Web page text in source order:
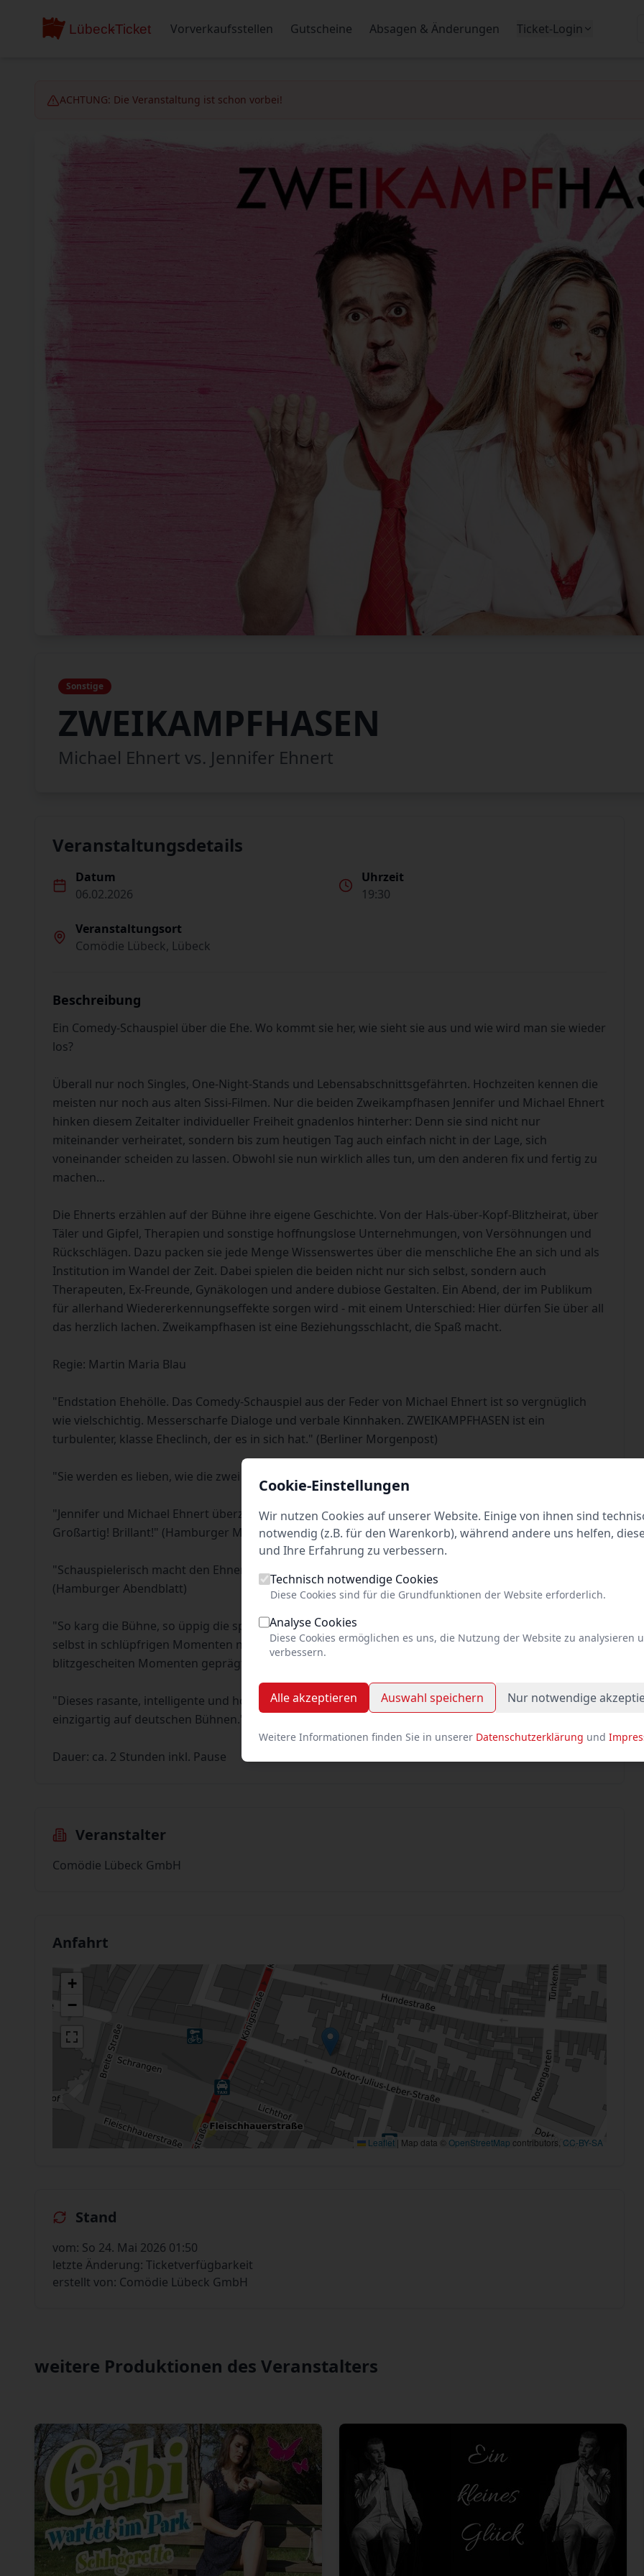
Vorverkaufsstellen Gutscheine Absagen & Änderungen Ticket-Login
ACHTUNG: Die Veranstaltung ist schon vorbei!
Sonstige
ZWEIKAMPFHASEN
Michael Ehnert vs. Jennifer Ehnert
Veranstaltungsdetails
Datum
06.02.2026
Uhrzeit
19:30
Veranstaltungsort
Comödie Lübeck, Lübeck
Beschreibung
Ein Comedy-Schauspiel über die Ehe. Wo kommt sie her, wie sieht sie aus und wie wird man sie wieder
los?
Überall nur noch Singles, One-Night-Stands und Lebensabschnittsgefährten. Hochzeiten kennen die
meisten nur noch aus alten Sissi-Filmen. Nur die beiden Zweikampfhasen Jennifer und Michael Ehnert
hinken diesem Zeitalter individueller Freiheit gnadenlos hinterher: Denn sie sind nicht nur
miteinander verheiratet, sondern bis zum heutigen Tag auch einfach nicht in der Lage, sich
voneinander scheiden zu lassen. Obwohl sie nun wirklich alles tun, um den anderen fix und fertig zu
machen...
Die Ehnerts erzählen auf der Bühne ihre eigene Geschichte. Von der Hals-über-Kopf-Blitzheirat, über
Täler und Gipfel, Therapien und sonstige hoffnungslose Unternehmungen, von Versöhnungen und
Rückschlägen. Dazu packen sie jede Menge Wissenswertes über die menschliche Ehe an sich und als
Institution im Wandel der Zeit. Dabei spielen die beiden nicht nur sich selbst, sondern auch
Therapeuten, Ex-Freunde, Gynäkologen und andere dubiose Gestalten. Ein Abend, der im Publikum
für allerhand Wiedererkennungseffekte sorgen wird - mit einem Unterschied: Hier dürfen Sie über all
das herzlich lachen. Zweikampfhasen ist eine Beziehungsschlacht, die Spaß macht.
Regie: Martin Maria Blau
"Endstation Ehehölle. Das Comedy-Schauspiel aus der Feder von Michael Ehnert ist so vergnüglich
wie vielschichtig. Messerscharfe Dialoge und verbale Kinnhaken. ZWEIKAMPFHASEN ist ein
turbulenter, klasse Eheclinch, der es in sich hat." (Berliner Morgenpost)
"Sie werden es lieben, wie die zwei sich hassen!" (Rhein-Neckar-Zeitung)
"Jennifer und Michael Ehnert überzeugen als ZWEIKAMPFHASEN wortgewaltig im neuen Programm.
Großartig! Brillant!" (Hamburger Morgenpost)
"Schauspielerisch macht den Ehnerts im Kabarett niemand was vor. Kleinkunstpreisverdächtig."
(Hamburger Abendblatt)
"So karg die Bühne, so üppig die sprachlich wie textintensive Megaleistung beider Schauspieler, die
selbst in schlüpfrigen Momenten nie billig wirken. Vielmehr ist der temporeiche Abend von
blitzgescheiten Momenten geprägt." (Südwestpresse)
"Dieses rasante, intelligente und hoch energetische Beziehungskabarett mit Echtheitszertifikat ist
einzigartig auf deutschen Bühnen." (Bonner Generalanzeiger)
Dauer: ca. 2 Stunden inkl. Pause
Veranstalter
Comödie Lübeck GmbH
Anfahrt
+
−
Leaflet | Map data ©OpenStreetMap contributors, CC-BY-SA
Stand
vom: So 24. Mai 2026 01:50
letzte Änderung: Ticketverfügbarkeit
erstellt von: Comödie Lübeck GmbH
weitere Produktionen des Veranstalters
Cookie-Einstellungen
Wir nutzen Cookies auf unserer Website. Einige von ihnen sind
notwendig (z.B. für den Warenkorb), während andere uns helfen,
und Ihre Erfahrung zu verbessern.
Technisch notwendige Cookies
Diese Cookies sind für die Grundfunktionen der Website erforderlich.
Analyse Cookies
Diese Cookies ermöglichen es uns, die Nutzung der Website zu analysieren
verbessern.
Alle akzeptieren Auswahl speichern Nur notwendige
Weitere Informationen finden Sie in unserer Datenschutzerklärung und